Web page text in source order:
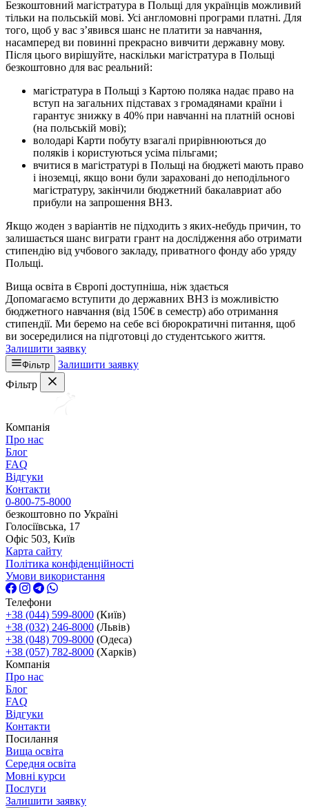
Безкоштовний магістратура в Польщі для українців можливий
тільки на польській мові. Усі англомовні програми платні. Для
того, щоб у вас з’явився шанс не платити за навчання,
насамперед ви повинні прекрасно вивчити державну мову.
Після цього вирішуйте, наскільки магістратура в Польщі
безкоштовно для вас реальний:
магістратура в Польщі з Картою поляка надає право на
вступ на загальних підставах з громадянами країни і
гарантує знижку в 40% при навчанні на платній основі
(на польській мові);
володарі Карти побуту взагалі прирівнюються до
поляків і користуються усіма пільгами;
вчитися в магістратурі в Польщі на бюджеті мають право
і іноземці, якщо вони були зараховані до неподільного
магістратуру, закінчили бюджетний бакалавриат або
прибули на запрошення ВНЗ.
Якщо жоден з варіантів не підходить з яких-небудь причин, то
залишається шанс виграти грант на дослідження або отримати
стипендію від учбового закладу, приватного фонду або уряду
Польщі.
Вища освіта в Європі доступніша, ніж здається
Допомагаємо вступити до державних ВНЗ із можливістю
бюджетного навчання (від 150€ в семестр) або отримання
стипендії. Ми беремо на себе всі бюрократичні питання, щоб
ви зосередилися на підготовці до студентського життя.
Залишити заявку
Фільтр
Залишити заявку
Фільтр
Компанія
Про нас
Блог
FAQ
Відгуки
Контакти
0-800-75-8000
безкоштовно по Україні
Голосіївська, 17
Офіс 503, Київ
Карта сайту
Політика конфіденційності
Умови використання
Телефони
+38 (044) 599-8000 (Київ)
+38 (032) 246-8000 (Львів)
+38 (048) 709-8000 (Одеса)
+38 (057) 782-8000 (Харків)
Компанія
Про нас
Блог
FAQ
Відгуки
Контакти
Посилання
Вища освіта
Середня освіта
Мовні курси
Послуги
Залишити заявку